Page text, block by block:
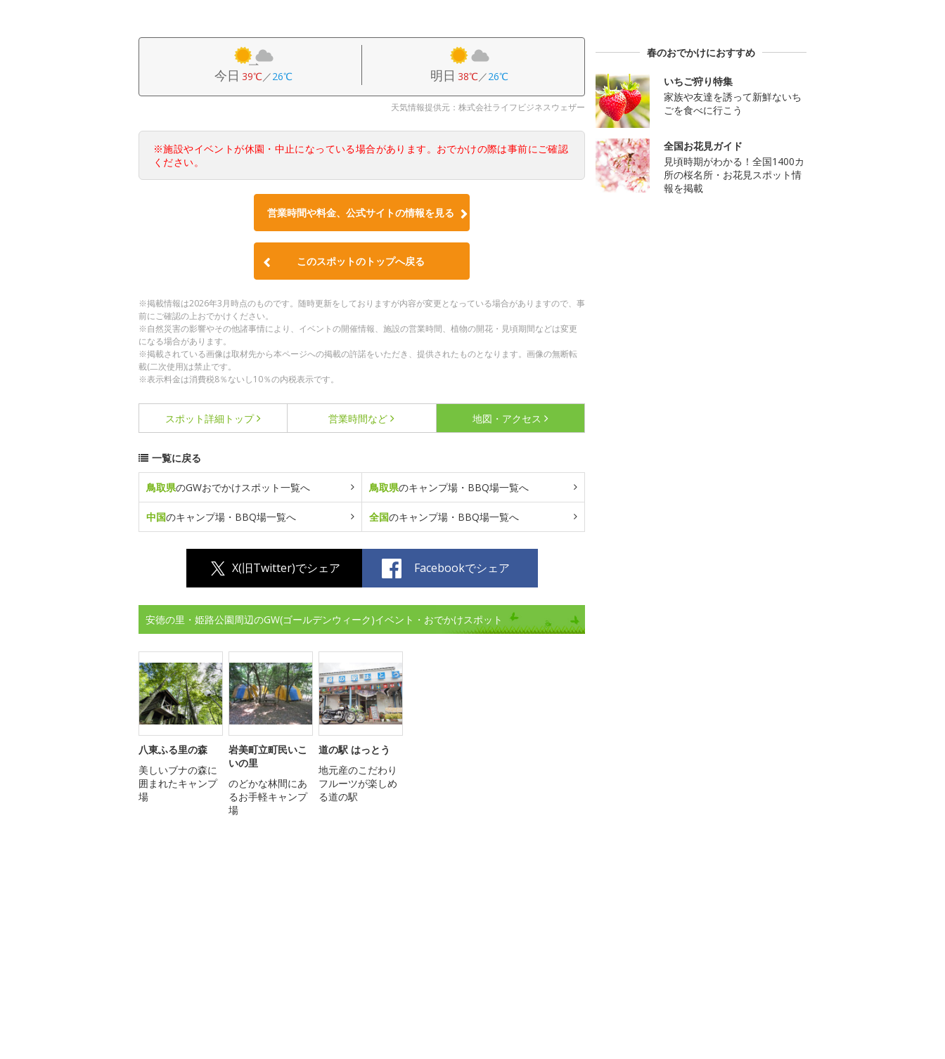
今日 39℃／26℃ 明日 38℃／26℃
天気情報提供元：株式会社ライフビジネスウェザー
※施設やイベントが休園・中止になっている場合があります。おでかけの際は事前にご確認
ください。
営業時間や料金、公式サイトの情報を見る
このスポットのトップへ戻る
※掲載情報は2026年3月時点のものです。随時更新をしておりますが内容が変更となっている場合がありますので、事
前にご確認の上おでかけください。
※自然災害の影響やその他諸事情により、イベントの開催情報、施設の営業時間、植物の開花・見頃期間などは変更
になる場合があります。
※掲載されている画像は取材先から本ページへの掲載の許諾をいただき、提供されたものとなります。画像の無断転
載(二次使用)は禁止です。
※表示料金は消費税8％ないし10％の内税表示です。
スポット詳細 トップ 営業時間など 地図・アクセス
一覧に戻る
鳥取県のGWおでかけスポット一覧へ 鳥取県のキャンプ場・BBQ場一覧へ
中国のキャンプ場・BBQ場一覧へ 全国のキャンプ場・BBQ場一覧へ
X(旧Twitter)でシェア Facebookでシェア
安徳の里・姫路公園周辺のGW(ゴールデンウィーク)イベント・おでかけスポット
八東ふる里の森
美しいブナの森に
囲まれたキャンプ
場
岩美町立町民いこ
いの里
のどかな林間にあ
るお手軽キャンプ
場
道の駅 はっとう
地元産のこだわり
フルーツが楽しめ
る道の駅
春のおでかけにおすすめ
いちご狩り特集
家族や友達を誘って新鮮ないち
ごを食べに行こう
全国お花見ガイド
見頃時期がわかる！全国1400カ
所の桜名所・お花見スポット情
報を掲載